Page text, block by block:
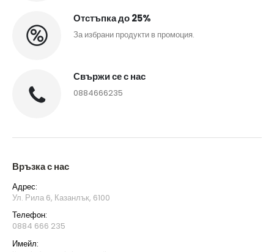
Отстъпка до 25%
За избрани продукти в промоция.
Свържи се с нас
0884666235
Връзка с нас
Адрес:
Ул. Рила 6, Казанлък, 6100
Телефон:
0884 666 235
Имейл: